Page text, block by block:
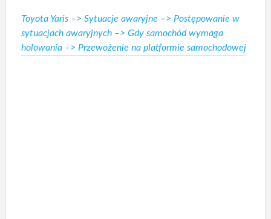
Toyota Yaris –> Sytuacje awaryjne –> Postępowanie w
sytuacjach awaryjnych –> Gdy samochód wymaga
holowania –> Przewożenie na platformie samochodowej